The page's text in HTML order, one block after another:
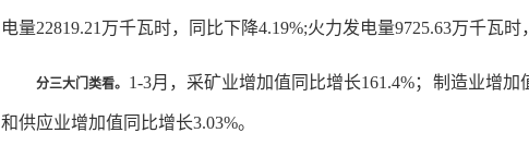
电量22819.21万千瓦时，同比下降4.19%;火力发电量9725.63万千瓦时
分三大门类看。 1-3月，采矿业增加值同比增长161.4%；制造业增
和供应业增加值同比增长3.03%。